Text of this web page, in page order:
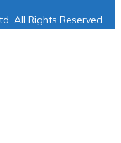
All Rights Reserved